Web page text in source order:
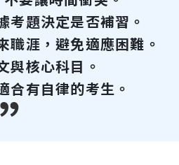
考題決定是否補習。
職涯，避免適應困難。
與核心科目。
合有自律的考生。